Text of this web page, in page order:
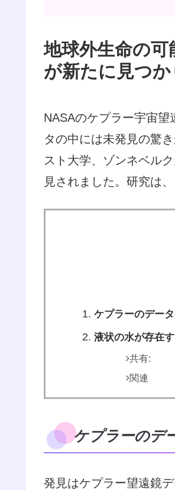
地球外生命の
が新たに見つ
NASAのケプラー宇宙
タの中には未発見の驚
スト大学、ゾンネベル
見されました。研究は、
ケプラーのデー
液状の水が存在
共有:
関連
ケプラーのデ
発見はケプラー望遠鏡